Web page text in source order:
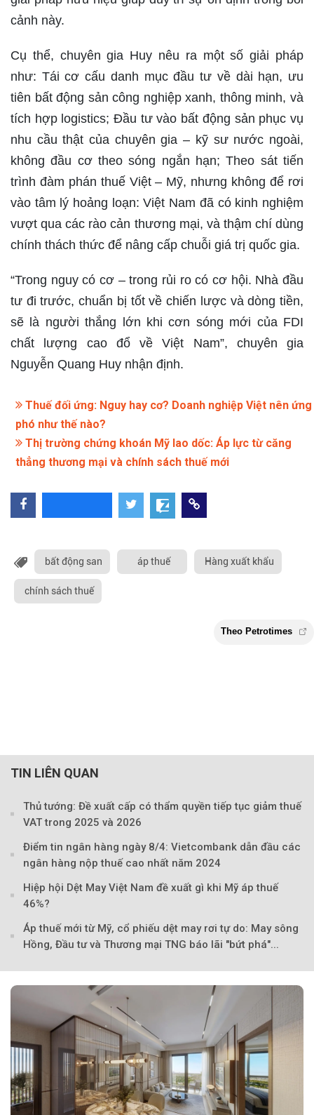
cảnh này.
Cụ thể, chuyên gia Huy nêu ra một số giải pháp
như: Tái cơ cấu danh mục đầu tư về dài hạn, ưu
tiên bất động sản công nghiệp xanh, thông minh, và
tích hợp logistics; Đầu tư vào bất động sản phục vụ
nhu cầu thật của chuyên gia – kỹ sư nước ngoài,
không đầu cơ theo sóng ngắn hạn; Theo sát tiến
trình đàm phán thuế Việt – Mỹ, nhưng không để rơi
vào tâm lý hoảng loạn: Việt Nam đã có kinh nghiệm
vượt qua các rào cản thương mại, và thậm chí dùng
chính thách thức để nâng cấp chuỗi giá trị quốc gia.
“Trong nguy có cơ – trong rủi ro có cơ hội. Nhà đầu
tư đi trước, chuẩn bị tốt về chiến lược và dòng tiền,
sẽ là người thắng lớn khi cơn sóng mới của FDI
chất lượng cao đổ về Việt Nam”, chuyên gia
Nguyễn Quang Huy nhận định.
Thuế đối ứng: Nguy hay cơ? Doanh nghiệp Việt nên ứng
phó như thế nào?
Thị trường chứng khoán Mỹ lao dốc: Áp lực từ căng
thẳng thương mại và chính sách thuế mới
bất động san áp thuế Hàng xuất khẩu
chính sách thuế
TIN LIÊN QUAN
Thủ tướng: Đề xuất cấp có thẩm quyền tiếp tục giảm thuế
VAT trong 2025 và 2026
Điểm tin ngân hàng ngày 8/4: Vietcombank dẫn đầu các
ngân hàng nộp thuế cao nhất năm 2024
Hiệp hội Dệt May Việt Nam đề xuất gì khi Mỹ áp thuế
46%?
Áp thuế mới từ Mỹ, cổ phiếu dệt may rơi tự do: May sông
Hồng, Đầu tư và Thương mại TNG báo lãi "bứt phá"...